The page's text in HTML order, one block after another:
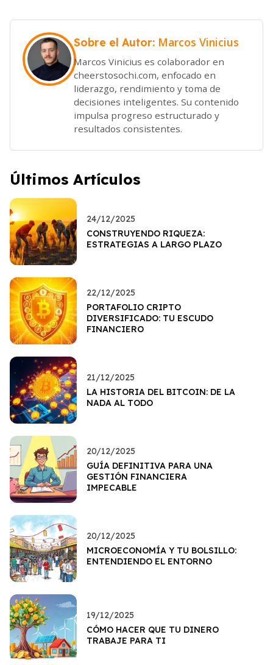
Sobre el Autor: Marcos Vinicius
Marcos Vinicius es colaborador en
cheerstosochi.com, enfocado en
liderazgo, rendimiento y toma de
decisiones inteligentes. Su contenido
impulsa progreso estructurado y
resultados consistentes.
Últimos Artículos
24/12/2025
CONSTRUYENDO RIQUEZA:
ESTRATEGIAS A LARGO PLAZO
22/12/2025
PORTAFOLIO CRIPTO
DIVERSIFICADO: TU ESCUDO
FINANCIERO
21/12/2025
LA HISTORIA DEL BITCOIN: DE LA
NADA AL TODO
20/12/2025
GUÍA DEFINITIVA PARA UNA
GESTIÓN FINANCIERA
IMPECABLE
20/12/2025
MICROECONOMÍA Y TU BOLSILLO:
ENTENDIENDO EL ENTORNO
19/12/2025
CÓMO HACER QUE TU DINERO
TRABAJE PARA TI